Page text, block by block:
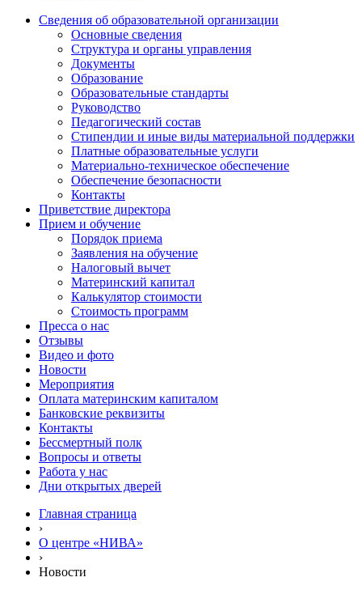
Сведения об образовательной организации
Основные сведения
Структура и органы управления
Документы
Образование
Образовательные стандарты
Руководство
Педагогический состав
Стипендии и иные виды материальной поддержки
Платные образовательные услуги
Материально-техническое обеспечение
Обеспечение безопасности
Контакты
Приветствие директора
Прием и обучение
Порядок приема
Заявления на обучение
Налоговый вычет
Материнский капитал
Калькулятор стоимости
Стоимость программ
Пресса о нас
Отзывы
Видео и фото
Новости
Мероприятия
Оплата материнским капиталом
Банковские реквизиты
Контакты
Бессмертный полк
Вопросы и ответы
Работа у нас
Дни открытых дверей
Главная страница
›
О центре «НИВА»
›
Новости